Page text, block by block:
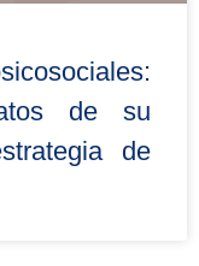
de su
de